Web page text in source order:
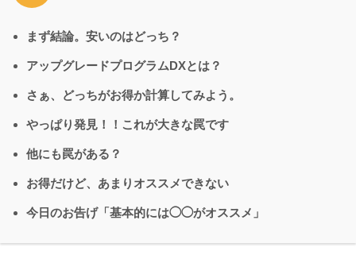
まず結論。安いのはどっち？
アップグレードプログラムDXとは？
さぁ、どっちがお得か計算してみよう。
やっぱり発見！！これが大きな罠です
他にも罠がある？
お得だけど、あまりオススメできない
今日のお告げ「基本的には◯◯がオススメ」